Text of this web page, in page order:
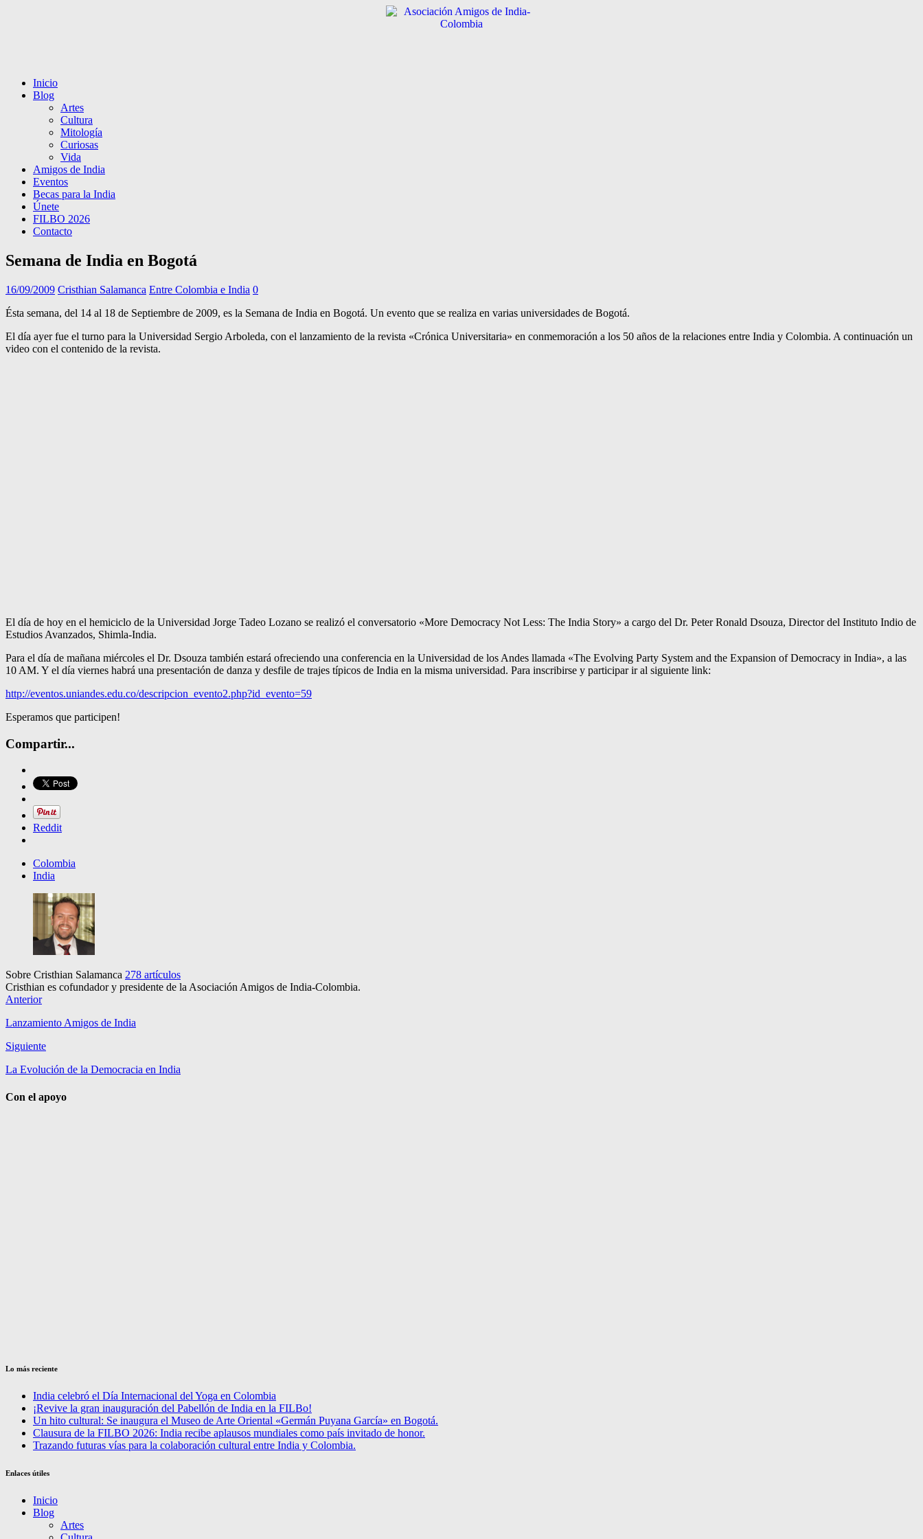
Inicio
Blog
Artes
Cultura
Mitología
Curiosas
Vida
Amigos de India
Eventos
Becas para la India
Únete
FILBO 2026
Contacto
Semana de India en Bogotá
16/09/2009 Cristhian Salamanca Entre Colombia e India 0
Ésta semana, del 14 al 18 de Septiembre de 2009, es la Semana de India en Bogotá. Un evento que se realiza en varias universidades de Bogotá.
El día ayer fue el turno para la Universidad Sergio Arboleda, con el lanzamiento de la revista «Crónica Universitaria» en conmemoración a los 50 años de la relaciones entre India y Colombia. A continuación un
video con el contenido de la revista.
El día de hoy en el hemiciclo de la Universidad Jorge Tadeo Lozano se realizó el conversatorio «More Democracy Not Less: The India Story» a cargo del Dr. Peter Ronald Dsouza, Director del Instituto Indio de
Estudios Avanzados, Shimla-India.
Para el día de mañana miércoles el Dr. Dsouza también estará ofreciendo una conferencia en la Universidad de los Andes llamada «The Evolving Party System and the Expansion of Democracy in India», a las
10 AM. Y el día viernes habrá una presentación de danza y desfile de trajes típicos de India en la misma universidad. Para inscribirse y participar ir al siguiente link:
http://eventos.uniandes.edu.co/descripcion_evento2.php?id_evento=59
Esperamos que participen!
Compartir...
Reddit
Colombia
India
Sobre Cristhian Salamanca 278 artículos
Cristhian es cofundador y presidente de la Asociación Amigos de India-Colombia.
Anterior
Lanzamiento Amigos de India
Siguiente
La Evolución de la Democracia en India
Con el apoyo
Lo más reciente
India celebró el Día Internacional del Yoga en Colombia
¡Revive la gran inauguración del Pabellón de India en la FILBo!
Un hito cultural: Se inaugura el Museo de Arte Oriental «Germán Puyana García» en Bogotá.
Clausura de la FILBO 2026: India recibe aplausos mundiales como país invitado de honor.
Trazando futuras vías para la colaboración cultural entre India y Colombia.
Enlaces útiles
Inicio
Blog
Artes